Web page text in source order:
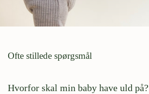
Ofte stillede spørgsmål
Hvorfor skal min baby have uld på?